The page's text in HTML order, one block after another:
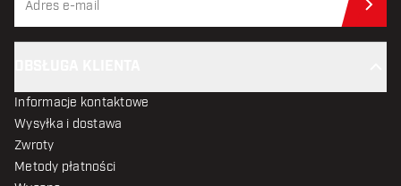
Informacje kontaktowe
Wysyłka i dostawa
Zwroty
Metody płatności